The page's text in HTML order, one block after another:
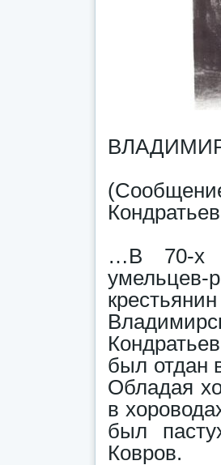
…В 70-х
был отдан
Обладая
в
был
Ковров.